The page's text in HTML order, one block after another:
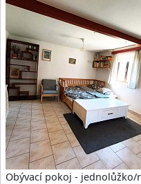
Obývací pokoj -